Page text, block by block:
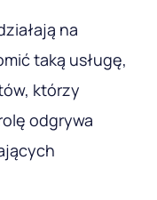
na
taką usługę,
którzy
odgrywa